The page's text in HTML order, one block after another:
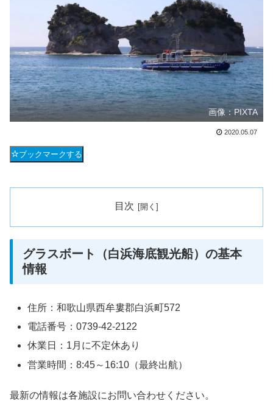
画像：PIXTA
2020.05.07
ブックマークする
目次
グラスボート（白浜海底観光船）の基本
情報
住所：和歌山県西牟婁郡白浜町572
電話番号：0739-42-2122
休業日：1月に不定休あり
営業時間：8:45～16:10（最終出航）
最新の情報は各施設にお問い合わせください。